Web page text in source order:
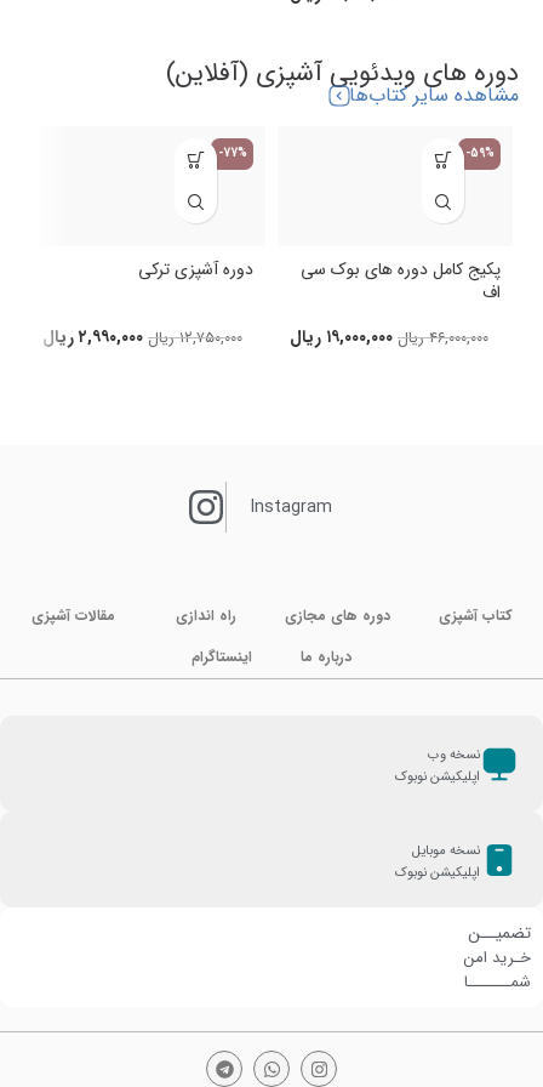
دوره های ویدئویی آشپزی (آفلاین)
مشاهده سایر کتاب‌ها
-59%
پکیج کامل دوره های بوک سی
اف
۴۶,۰۰۰,۰۰۰ ریال ۱۹,۰۰۰,۰۰۰ ریال
-77%
دوره آشپزی ترکی
۱۲,۷۵۰,۰۰۰ ریال ۲,۹۹۰,۰۰۰ریال
Instagram
کتاب آشپزی دوره های مجازی راه اندازی
مقالات آشپزی
درباره ما
اینستاگرام
نسخه وب
اپلیکیشن نوبوک
نسخه موبایل
اپلیکیشن نوبوک
تضمیــن
خـرید امن
شمـــــــا